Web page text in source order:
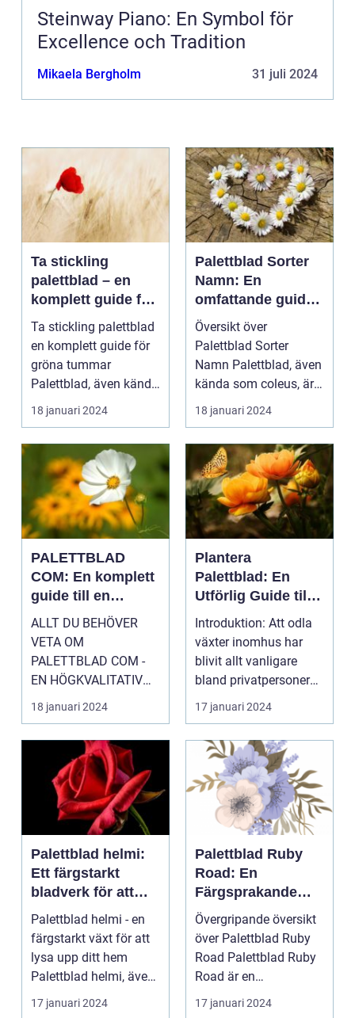
Steinway Piano: En Symbol för
Excellence och Tradition
Mikaela Bergholm 31 juli 2024
Ta stickling
palettblad – en
komplett guide för
gröna tummar
Ta stickling palettblad
en komplett guide för
gröna tummar
Palettblad, även känd
som krukpelargon ...
18 januari 2024
Palettblad Sorter
Namn: En
omfattande guide
till denna populära
växt
Översikt över
Palettblad Sorter
Namn Palettblad, även
kända som coleus, är
en färgglad och
populär ...
18 januari 2024
PALETTBLAD
COM: En komplett
guide till en
trendig
inomhusväxt
ALLT DU BEHÖVER
VETA OM
PALETTBLAD COM -
EN HÖGKVALITATIV
ÖVERSIKT Introduktion
Palettblad com, ell...
18 januari 2024
Plantera
Palettblad: En
Utförlig Guide till
Populära
Inomhusväxter
Introduktion: Att odla
växter inomhus har
blivit allt vanligare
bland privatpersoner
för att skapa e...
17 januari 2024
Palettblad helmi:
Ett färgstarkt
bladverk för att
lysa upp ditt hem
Palettblad helmi - en
färgstarkt växt för att
lysa upp ditt hem
Palettblad helmi, även
känt som col...
17 januari 2024
Palettblad Ruby
Road: En
Färgsprakande
Favorit för
Hemmet
Övergripande översikt
över Palettblad Ruby
Road Palettblad Ruby
Road är en
prydnadsväxt som har
bli...
17 januari 2024